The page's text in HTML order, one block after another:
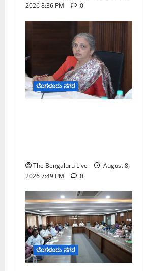
2026 8:36 PM
0
ಬೆಂಗಳೂರು ನಗರ
The Bengaluru Live
August 8,
2026 7:49 PM
0
ಬೆಂಗಳೂರು ನಗರ